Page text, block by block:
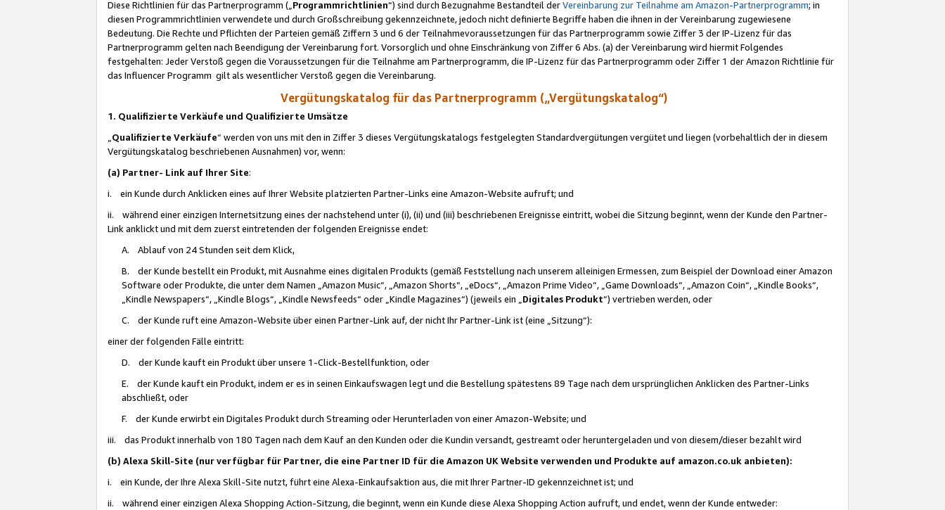
Diese Richtlinien für das Partnerprogramm („Programmrichtlinien“) sind durch Bezugnahme Bestandteil derVereinbarung zur Teilnahme am Amazon-Partnerprogramm; in
diesen Programmrichtlinien verwendete und durch Großschreibung gekennzeichnete, jedoch nicht definierte Begriffe haben die ihnen in der Vereinbarung zugewiesene
Bedeutung. Die Rechte und Pflichten der Parteien gemäß Ziffern 3 und 6 der Teilnahmevoraussetzungen für das Partnerprogramm sowie Ziffer 3 der IP-Lizenz für das
Partnerprogramm gelten nach Beendigung der Vereinbarung fort. Vorsorglich und ohne Einschränkung von Ziffer 6 Abs. (a) der Vereinbarung wird hiermit Folgendes
festgehalten: Jeder Verstoß gegen die Voraussetzungen für die Teilnahme am Partnerprogramm, die IP-Lizenz für das Partnerprogramm oder Ziffer 1 der Amazon Richtlinie für
das Influencer Programm gilt als wesentlicher Verstoß gegen die Vereinbarung.
Vergütungskatalog für das Partnerprogramm („Vergütungskatalog“)
1. Qualifizierte Verkäufe und Qualifizierte Umsätze
Qualifizierte Verkäufe“ werden von uns mit den in Ziffer 3 dieses Vergütungskatalogs festgelegten Standardvergütungen vergütet und liegen (vorbehaltlich der in diesem
Vergütungskatalog beschriebenen Ausnahmen) vor, wenn:
(a) Partner- Link auf Ihrer Site:
i. ein Kunde durch Anklicken eines auf Ihrer Website platzierten Partner-Links eine Amazon-Website aufruft; und
ii. während einer einzigen Internetsitzung eines der nachstehend unter (i), (ii) und (iii) beschriebenen Ereignisse eintritt, wobei die Sitzung beginnt, wenn der Kunde den Partner-
Link anklickt und mit dem zuerst eintretenden der folgenden Ereignisse endet:
A. Ablauf von 24 Stunden seit dem Klick,
B. der Kunde bestellt ein Produkt, mit Ausnahme eines digitalen Produkts (gemäß Feststellung nach unserem alleinigen Ermessen, zum Beispiel der Download einer Amazon
Software oder Produkte, die unter dem Namen „Amazon Music“, „Amazon Shorts“, „eDocs“, „Amazon Prime Video“, „Game Downloads“, „Amazon Coin“, „Kindle Books“,
„Kindle Newspapers“, „Kindle Blogs“, „Kindle Newsfeeds“ oder „Kindle Magazines“) (jeweils ein „ Digitales Produkt“) vertrieben werden, oder
C. der Kunde ruft eine Amazon-Website über einen Partner-Link auf, der nicht Ihr Partner-Link ist (eine „Sitzung“):
einer der folgenden Fälle eintritt:
D. der Kunde kauft ein Produkt über unsere 1-Click-Bestellfunktion, oder
E. der Kunde kauft ein Produkt, indem er es in seinen Einkaufswagen legt und die Bestellung spätestens 89 Tage nach dem ursprünglichen Anklicken des Partner-Links
abschließt, oder
F. der Kunde erwirbt ein Digitales Produkt durch Streaming oder Herunterladen von einer Amazon-Website; und
iii. das Produkt innerhalb von 180 Tagen nach dem Kauf an den Kunden oder die Kundin versandt, gestreamt oder heruntergeladen und von diesem/dieser bezahlt wird
(b) Alexa Skill-Site (nur verfügbar für Partner, die eine Partner ID für die Amazon UK Website verwenden und Produkte auf amazon.co.uk anbieten):
i. ein Kunde, der Ihre Alexa Skill-Site nutzt, führt eine Alexa-Einkaufsaktion aus, die mit Ihrer Partner-ID gekennzeichnet ist; und
ii. während einer einzigen Alexa Shopping Action-Sitzung, die beginnt, wenn ein Kunde diese Alexa Shopping Action aufruft, und endet, wenn der Kunde entweder: